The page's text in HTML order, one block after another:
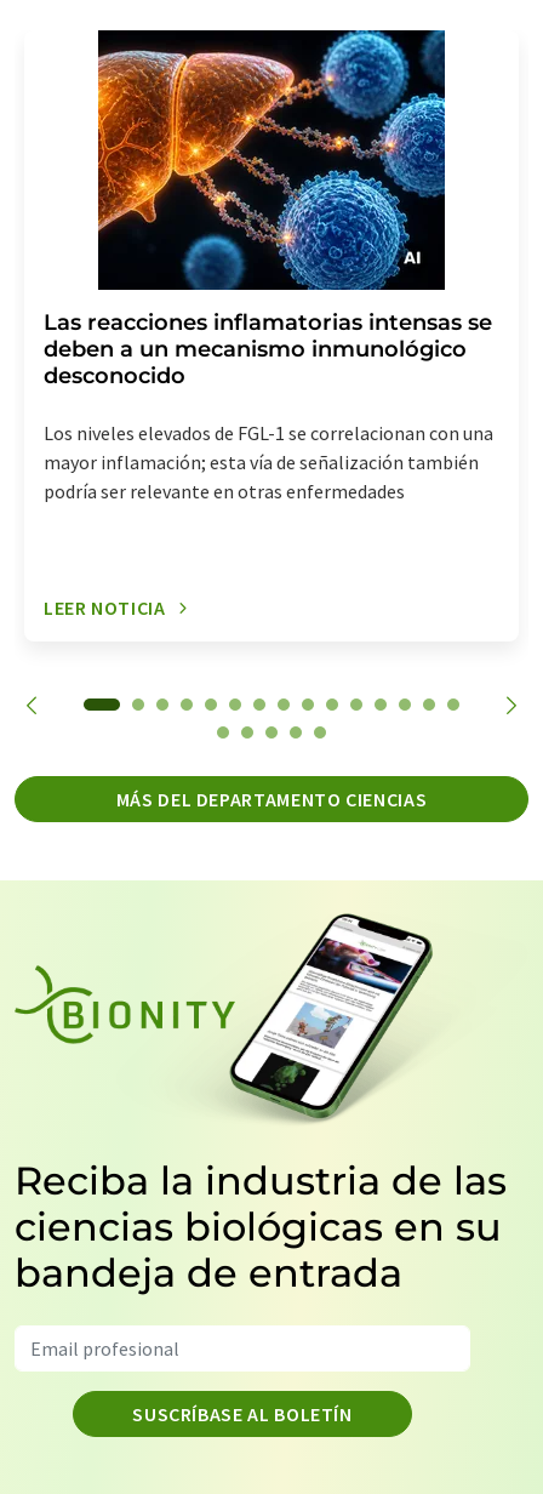
Las reacciones inflamatorias intensas se
deben a un mecanismo inmunológico
desconocido
Los niveles elevados de FGL-1 se correlacionan con una
mayor inflamación; esta vía de señalización también
podría ser relevante en otras enfermedades
LEER NOTICIA
MÁS DEL DEPARTAMENTO CIENCIAS
Reciba la industria de las
ciencias biológicas en su
bandeja de entrada
SUSCRÍBASE AL BOLETÍN